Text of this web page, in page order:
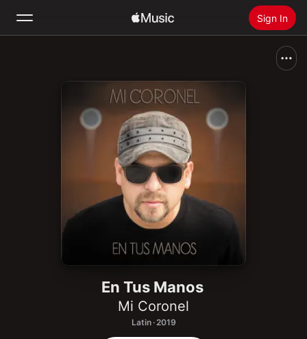
Sign In
Install Apple Music
En Tus Manos
Mi Coronel
Latin · 2019